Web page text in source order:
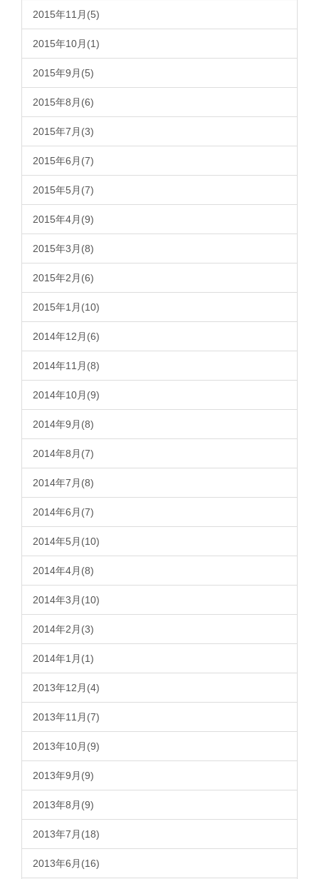
2015年11月(5)
2015年10月(1)
2015年9月(5)
2015年8月(6)
2015年7月(3)
2015年6月(7)
2015年5月(7)
2015年4月(9)
2015年3月(8)
2015年2月(6)
2015年1月(10)
2014年12月(6)
2014年11月(8)
2014年10月(9)
2014年9月(8)
2014年8月(7)
2014年7月(8)
2014年6月(7)
2014年5月(10)
2014年4月(8)
2014年3月(10)
2014年2月(3)
2014年1月(1)
2013年12月(4)
2013年11月(7)
2013年10月(9)
2013年9月(9)
2013年8月(9)
2013年7月(18)
2013年6月(16)